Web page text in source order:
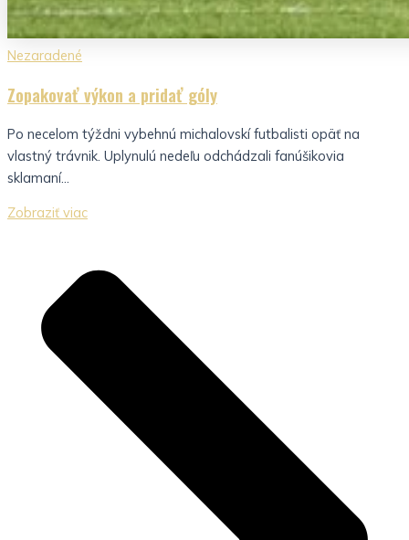
Nezaradené
Zopakovať výkon a pridať góly
Po necelom týždni vybehnú michalovskí futbalisti opäť na
vlastný trávnik. Uplynulú nedeľu odchádzali fanúšikovia
sklamaní...
Zobraziť viac